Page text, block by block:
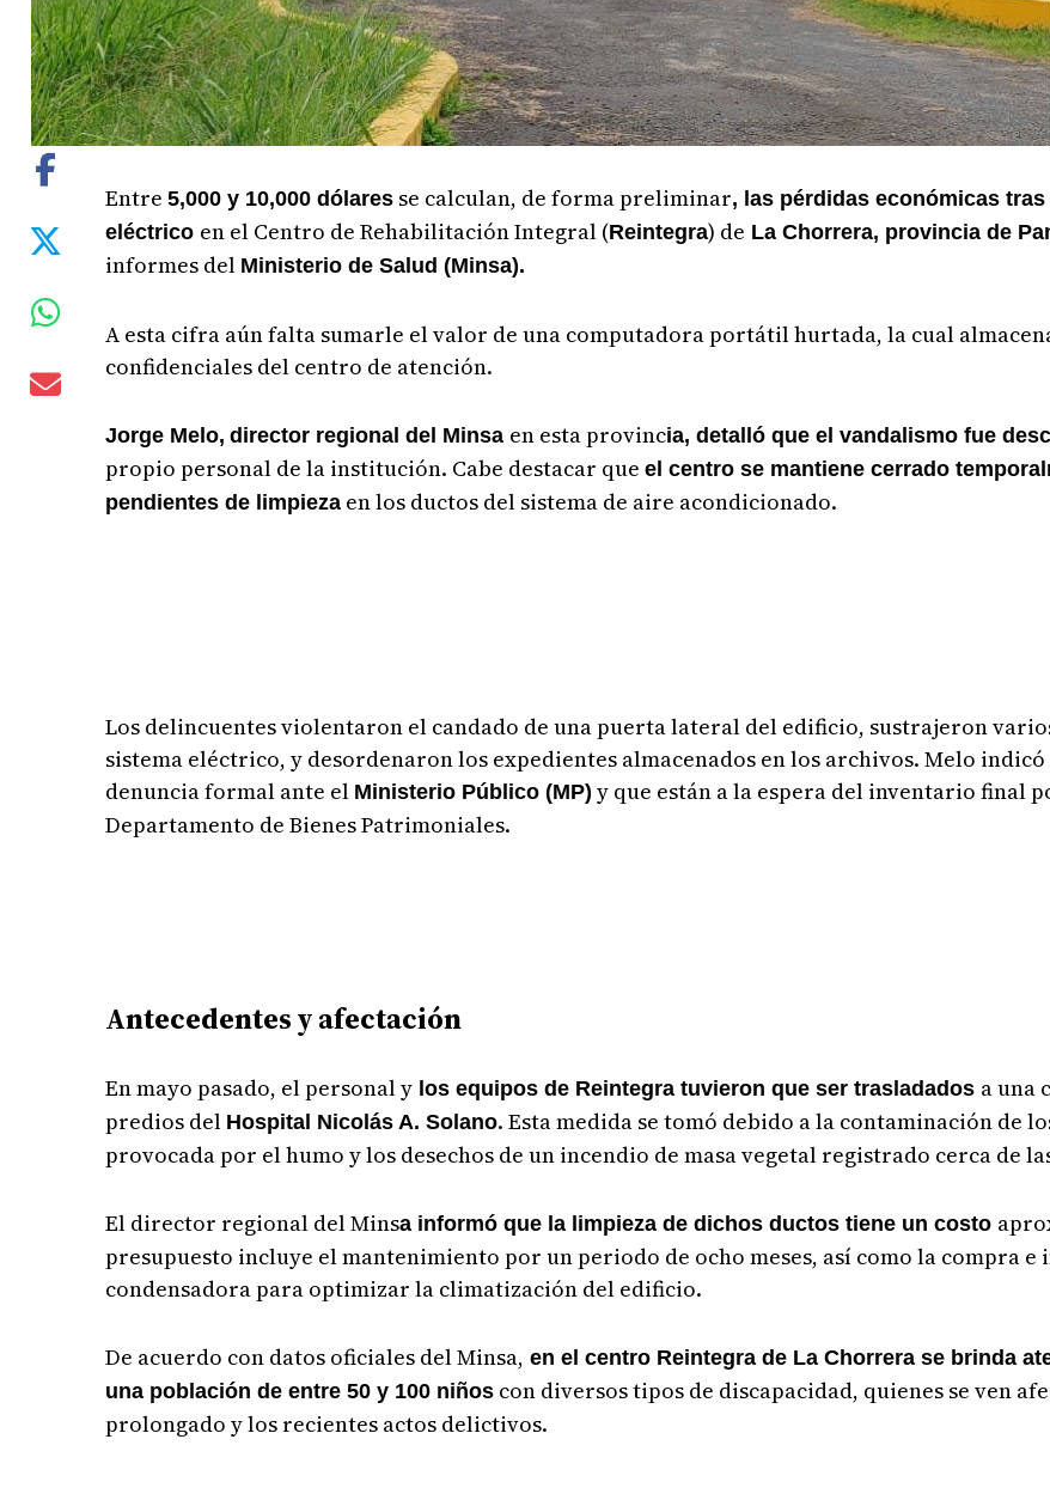
Entre5,000 y 10,000 dólares se calculan, de forma preliminar, las pérdidas económicas
eléctrico en el Centro de Rehabilitación Integral (Reintegra) de La Chorrera, provincia de
informes del Ministerio de Salud (Minsa).
A esta cifra aún falta sumarle el valor de una computadora portátil hurtada, la cual
confidenciales del centro de atención.
Jorge Melo, director regional del Minsa en esta provincia, detalló que el vandalismo fue
propio personal de la institución. Cabe destacar queel centro se mantiene cerrado
pendientes de limpieza en los ductos del sistema de aire acondicionado.
Los delincuentes violentaron el candado de una puerta lateral del edificio, sustrajeron
sistema eléctrico, y desordenaron los expedientes almacenados en los archivos. Melo
denuncia formal ante el Ministerio Público (MP) y que están a la espera del inventario final
Departamento de Bienes Patrimoniales.
Antecedentes y afectación
En mayo pasado, el personal y los equipos de Reintegra tuvieron que ser trasladados a una
predios del Hospital Nicolás A. Solano. Esta medida se tomó debido a la contaminación de
provocada por el humo y los desechos de un incendio de masa vegetal registrado cerca de
El director regional del Minsa informó que la limpieza de dichos ductos tiene un costo
presupuesto incluye el mantenimiento por un periodo de ocho meses, así como la compra e
condensadora para optimizar la climatización del edificio.
De acuerdo con datos oficiales del Minsa, en el centro Reintegra de La Chorrera se brinda
una población de entre50 y 100 niños con diversos tipos de discapacidad, quienes se ven
prolongado y los recientes actos delictivos.